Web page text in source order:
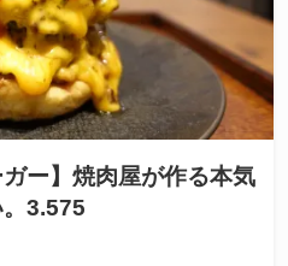
ー】焼肉屋が作る本気
3.575